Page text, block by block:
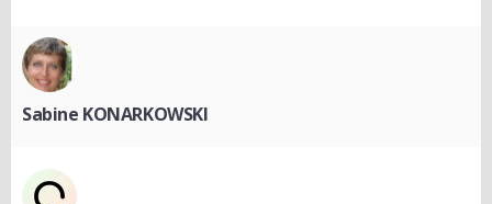
Sabine KONARKOWSKI